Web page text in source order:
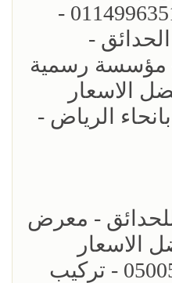
الاول - الرياض - 0114996351 -
-
- مؤسسة رسمية
الاسعار
الرياض -
- معرض
الاسعار
المناسبه - 0500559613 - تركيب